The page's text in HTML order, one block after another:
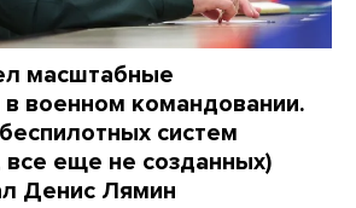
масштабные
в военном командовании.
систем
все еще не созданных)
Денис Лямин